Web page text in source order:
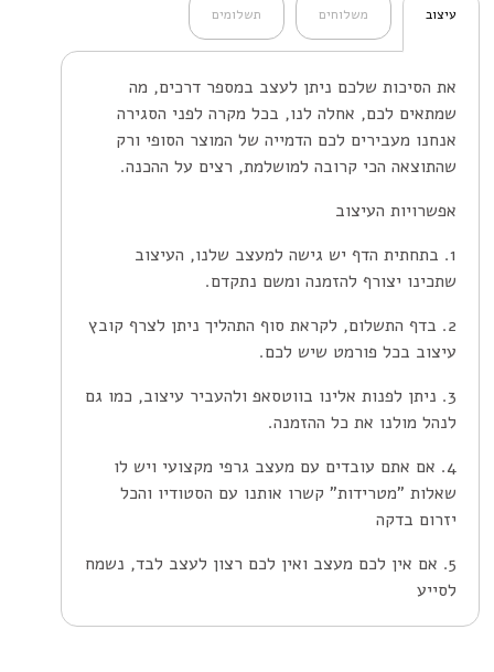
עיצוב משלוחים תשלומים
את הסיכות שלכם ניתן לעצב במספר דרכים, מה
שמתאים לכם, אחלה לנו, בכל מקרה לפני הסגירה
אנחנו מעבירים לכם הדמייה של המוצר הסופי ורק
שהתוצאה הכי קרובה למושלמת, רצים על ההכנה.
אפשרויות העיצוב
1. בתחתית הדף יש גישה למעצב שלנו, העיצוב
שתכינו יצורף להזמנה ומשם נתקדם.
2. בדף התשלום, לקראת סוף התהליך ניתן לצרף קובץ
עיצוב בכל פורמט שיש לכם.
3. ניתן לפנות אלינו בווטסאפ ולהעביר עיצוב, כמו גם
לנהל מולנו את כל ההזמנה.
4. אם אתם עובדים עם מעצב גרפי מקצועי ויש לו
שאלות "מטרידות" קשרו אותנו עם הסטודיו והכל
יזרום בדקה
5. אם אין לכם מעצב ואין לכם רצון לעצב לבד, נשמח
לסייע